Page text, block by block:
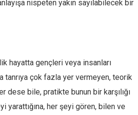
nispeten yakın sayılabilecek bir
hayatta gençleri veya insanları
tanrıya çok fazla yer vermeyen, teorik
dese bile, pratikte bunun bir karşılığı
yarattığına, her şeyi gören, bilen ve